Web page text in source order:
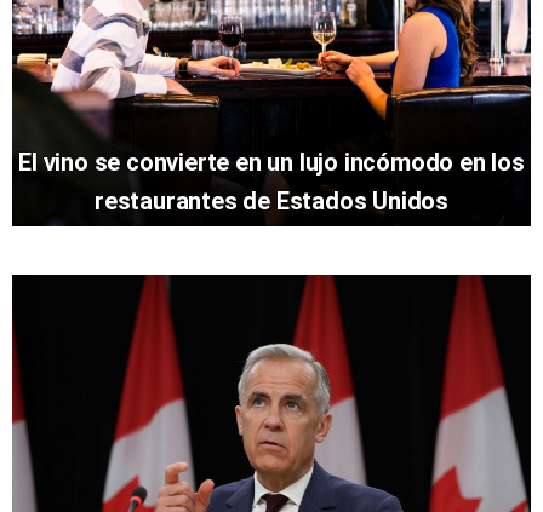
El vino se convierte en un lujo incómodo en los
restaurantes de Estados Unidos